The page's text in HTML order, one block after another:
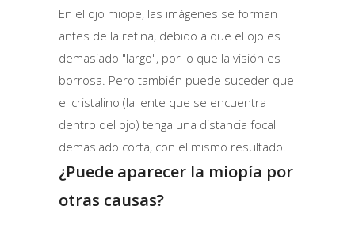
En el ojo miope, las imágenes se forman
antes de la retina, debido a que el ojo es
demasiado "largo", por lo que la visión es
borrosa. Pero también puede suceder que
el cristalino (la lente que se encuentra
dentro del ojo) tenga una distancia focal
demasiado corta, con el mismo resultado.
¿Puede aparecer la miopía por
otras causas?